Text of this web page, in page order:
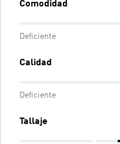
Comodidad
Deficiente
Calidad
Deficiente
Tallaje